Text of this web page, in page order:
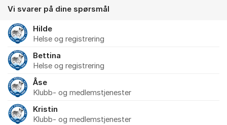
Vi svarer på dine spørsmål
Hilde
Helse og registrering
Bettina
Helse og registrering
Åse
Klubb- og medlemstjenester
Kristin
Klubb- og medlemstjenester